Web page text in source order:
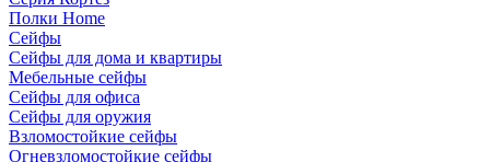
Полки Home
Сейфы
Сейфы для дома и квартиры
Мебельные сейфы
Сейфы для офиса
Сейфы для оружия
Взломостойкие сейфы
Огневзломостойкие сейфы